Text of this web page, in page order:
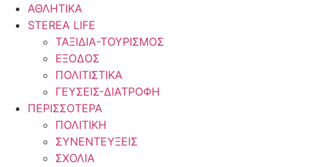
ΑΘΛΗΤΙΚΑ
STEREA LIFE
ΤΑΞΙΔΙΑ-ΤΟΥΡΙΣΜΟΣ
ΕΞΟΔΟΣ
ΠΟΛΙΤΙΣΤΙΚΑ
ΓΕΥΣΕΙΣ-ΔΙΑΤΡΟΦΗ
ΠΕΡΙΣΣΟΤΕΡΑ
ΠΟΛΙΤΙΚΗ
ΣΥΝΕΝΤΕΥΞΕΙΣ
ΣΧΟΛΙΑ